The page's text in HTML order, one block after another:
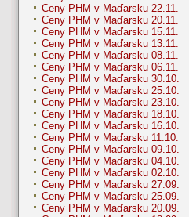
Ceny PHM v Maďarsku 22.11.
Ceny PHM v Maďarsku 20.11.
Ceny PHM v Maďarsku 15.11.
Ceny PHM v Maďarsku 13.11.
Ceny PHM v Maďarsku 08.11.
Ceny PHM v Maďarsku 06.11.
Ceny PHM v Maďarsku 30.10.
Ceny PHM v Maďarsku 25.10.
Ceny PHM v Maďarsku 23.10.
Ceny PHM v Maďarsku 18.10.
Ceny PHM v Maďarsku 16.10.
Ceny PHM v Maďarsku 11.10.
Ceny PHM v Maďarsku 09.10.
Ceny PHM v Maďarsku 04.10.
Ceny PHM v Maďarsku 02.10.
Ceny PHM v Maďarsku 27.09.
Ceny PHM v Maďarsku 25.09.
Ceny PHM v Maďarsku 20.09.